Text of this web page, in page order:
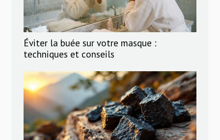
Éviter la buée sur votre masque :
techniques et conseils